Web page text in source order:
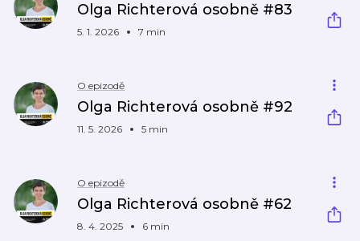
Olga Richterová osobně #83
5. 1. 2026 7 min
O epizodě
Olga Richterová osobně #92
11. 5. 2026 5 min
O epizodě
Olga Richterová osobně #62
8. 4. 2025 6 min